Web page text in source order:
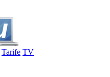
Tarife TV